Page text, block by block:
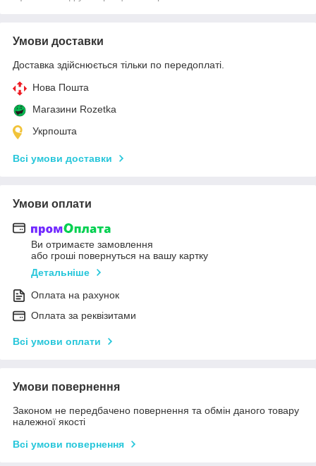
Умови доставки
Доставка здійснюється тільки по передоплаті.
Нова Пошта
Магазини Rozetka
Укрпошта
Всі умови доставки
Умови оплати
Ви отримаєте замовлення
або гроші повернуться на вашу картку
Детальніше
Оплата на рахунок
Оплата за реквізитами
Всі умови оплати
Умови повернення
Законом не передбачено повернення та обмін даного товару
належної якості
Всі умови повернення